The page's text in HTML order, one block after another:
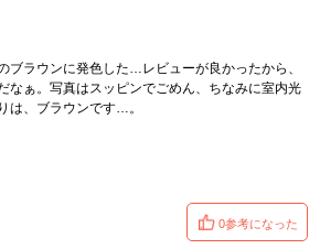
ブラウンに発色した…レビューが良かったから、
なぁ。写真はスッピンでごめん、ちなみに室内光
は、ブラウンです…。
0参考になった